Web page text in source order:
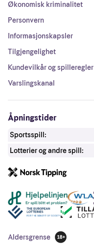
Økonomisk kriminalitet
Personvern
Informasjonskapsler
Tilgjengelighet
Kundevilkår og spilleregler
Varslingskanal
Åpningstider
Sportsspill:
Lotterier og andre spill:
Andre lenker
Aldersgrense
18 år